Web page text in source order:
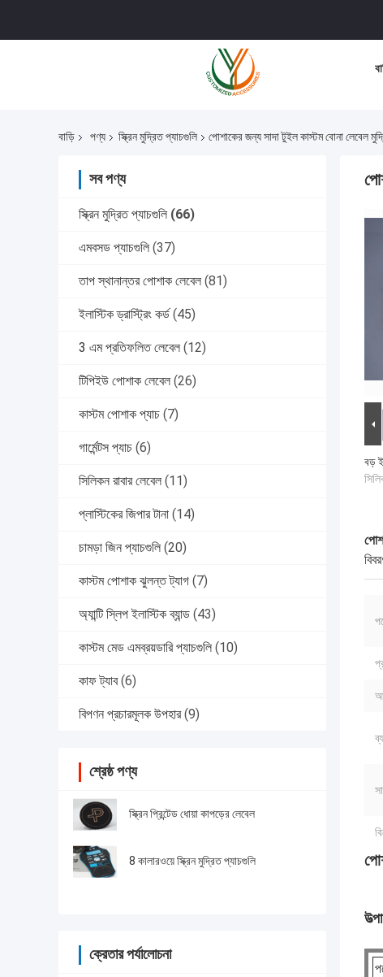
বাড়ি পণ্য স্ক্রিন মুদ্রিত প্যাচগুলি পোশাকের জন্য সাদা টুইল কাস্টম বোনা লেবেল
সব পণ্য
স্ক্রিন মুদ্রিত প্যাচগুলি (66)
এমবসড প্যাচগুলি (37)
তাপ স্থানান্তর পোশাক লেবেল (81)
ইলাস্টিক ড্রাস্ট্রিং কর্ড (45)
3 এম প্রতিফলিত লেবেল (12)
টিপিইউ পোশাক লেবেল (26)
কাস্টম পোশাক প্যাচ (7)
গার্মেন্টস প্যাচ (6)
সিলিকন রাবার লেবেল (11)
প্লাস্টিকের জিপার টানা (14)
চামড়া জিন প্যাচগুলি (20)
কাস্টম পোশাক ঝুলন্ত ট্যাগ (7)
অ্যান্টি স্লিপ ইলাস্টিক ব্যান্ড (43)
কাস্টম মেড এমব্রয়ডারি প্যাচগুলি (10)
কাফ ট্যাব (6)
বিপণন প্রচারমূলক উপহার (9)
শ্রেষ্ঠ পণ্য
স্ক্রিন প্রিন্টেড ধোয়া কাপড়ের লেবেল
8 কালারওয়ে স্ক্রিন মুদ্রিত প্যাচগুলি
ক্রেতার পর্যালোচনা
বড়